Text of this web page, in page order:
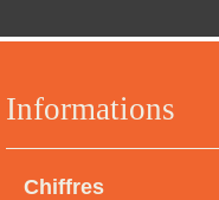
Informations
Chiffres